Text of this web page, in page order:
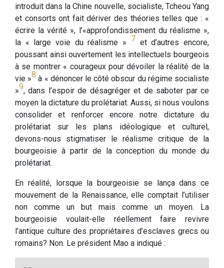
introduit dans la Chine nouvelle, socialiste, Tcheou Yang
et consorts ont fait dériver des théories telles que : «
écrire la vérité », l’«approfondissement du réalisme »,
la « large voie du réalisme » 7 et d’autres encore,
poussant ainsi ouvertement les intellectuels bourgeois
à se montrer « courageux pour dévoiler la réalité de la
vie »8 à « dénoncer le côté obscur du régime socialiste
»9, dans l’espoir de désagréger et de saboter par ce
moyen la dictature du prolétariat. Aussi, si nous voulons
consolider et renforcer encore notre dictature du
prolétariat sur les plans idéologique et culturel,
devons-nous stigmatiser le réalisme critique de la
bourgeoisie à partir de la conception du monde du
prolétariat.
En réalité, lorsque la bourgeoisie se lança dans ce
mouvement de la Renaissance, elle comptait l’utiliser
non comme un but mais comme un moyen. La
bourgeoisie voulait-elle réellement faire revivre
l’antique culture des propriétaires d’esclaves grecs ou
romains? Non. Le président Mao a indiqué :